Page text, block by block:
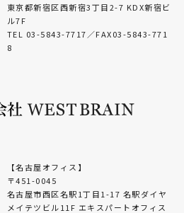
東京都新宿区西新宿3丁目2-7 KDX新宿ビ
ル7F
TEL 03-5843-7717／FAX03-5843-771
8
【名古屋オフィス】
〒451-0045
名古屋市西区名駅1丁目1-17 名駅ダイヤ
メイテツビル11F エキスパートオフィス